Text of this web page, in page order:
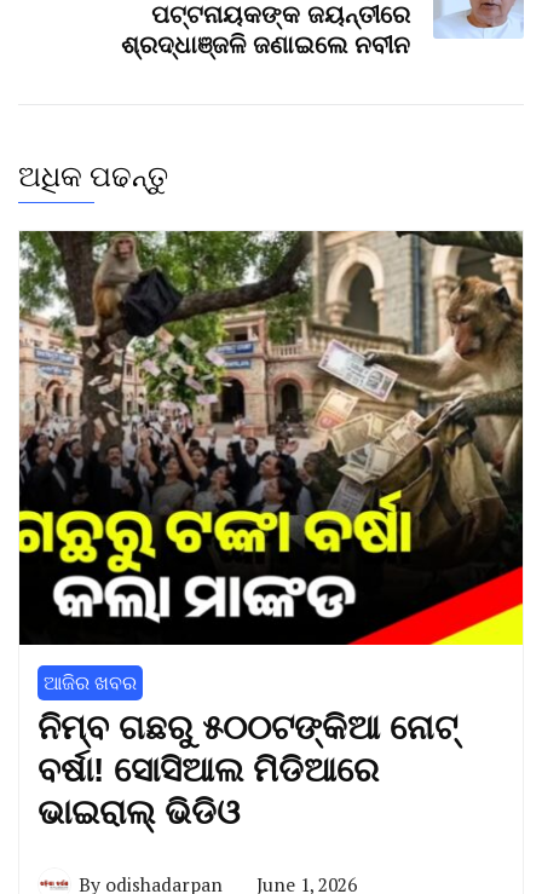
ପଟ୍ଟନାୟକଙ୍କ ଜୟନ୍ତୀରେ
ଶ୍ରଦ୍ଧାଞ୍ଜଳି ଜଣାଇଲେ ନବୀନ
ଅଧିକ ପଢନ୍ତୁ
ଆଜିର ଖବର
ନିମ୍ବ ଗଛରୁ ୫୦୦ଟଙ୍କିଆ ନୋଟ୍
ବର୍ଷା! ସୋସିଆଲ ମିଡିଆରେ
ଭାଇରାଲ୍ ଭିଡିଓ
By odishadarpan June 1, 2026